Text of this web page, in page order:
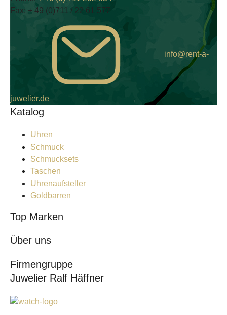
Fax: + 49 (0)711 / 22 61 577
info@rent-a-
juwelier.de
Katalog
Uhren
Schmuck
Schmucksets
Taschen
Uhrenaufsteller
Goldbarren
Top Marken
Über uns
Firmengruppe
Juwelier Ralf Häffner